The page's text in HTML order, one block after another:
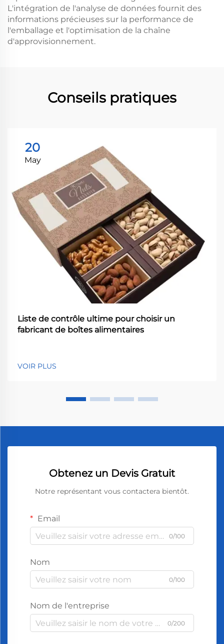
L'intégration de l'analyse de données fournit des
informations précieuses sur la performance de
l'emballage et l'optimisation de la chaîne
d'approvisionnement.
Conseils pratiques
20
May
Liste de contrôle ultime pour choisir un
fabricant de boîtes alimentaires
VOIR PLUS
Obtenez un Devis Gratuit
Notre représentant vous contactera bientôt.
Email
0/100
Nom
0/100
Nom de l'entreprise
0/200